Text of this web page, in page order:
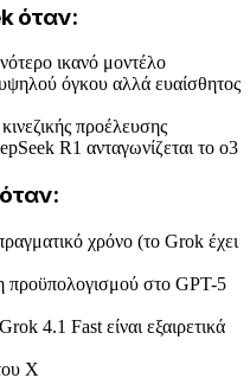
όταν:
ικανό μοντέλο
όγκου αλλά ευαίσθητος
προέλευσης
R1 ανταγωνίζεται το o3
χρόνο (το Grok έχει
προϋπολογισμού στο GPT-5
4.1 Fast είναι εξαιρετικά
X